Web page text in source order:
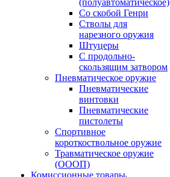
(полуавтоматическое)
Со скобой Генри
Стволы для
нарезного оружия
Штуцеры
С продольно-
скользящим затвором
Пневматическое оружие
Пневматические
винтовки
Пневматические
пистолеты
Спортивное
короткоствольное оружие
Травматическое оружие
(ОООП)
Комиссионные товары